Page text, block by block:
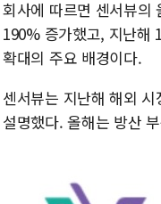
회사에 따르면 센서뷰의
190% 증가했고, 지난해
확대의 주요 배경이다.
센서뷰는 지난해 해외
설명했다. 올해는 방산